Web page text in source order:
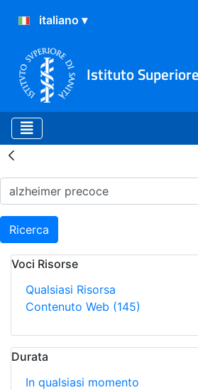
Istituto
Risultati della
Ricerca
Voci Risorse
Qualsiasi Risorsa
Contenuto Web (145)
Durata
In qualsiasi momento